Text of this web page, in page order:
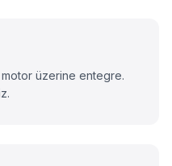
üzerine entegre.